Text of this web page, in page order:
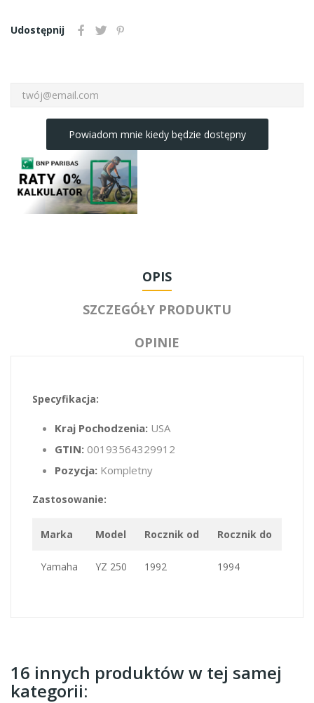
Udostępnij
Powiadom mnie kiedy będzie dostępny
OPIS
SZCZEGÓŁY PRODUKTU
OPINIE
Specyfikacja:
Kraj Pochodzenia: USA
GTIN: 00193564329912
Pozycja: Kompletny
Zastosowanie:
Marka Model Rocznik od Rocznik do
Yamaha YZ 250 1992 1994
16 innych produktów w tej samej
kategorii: